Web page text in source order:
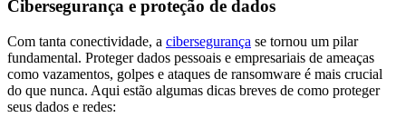
Cibersegurança e proteção de dados
Com tanta conectividade, a cibersegurança se tornou um pilar
fundamental. Proteger dados pessoais e empresariais de ameaças
como vazamentos, golpes e ataques de ransomware é mais crucial
do que nunca. Aqui estão algumas dicas breves de como proteger
seus dados e redes: